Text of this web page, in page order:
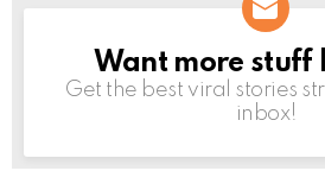
NEWSLETTER
Want more stuff
Get the best viral stories
inbox!